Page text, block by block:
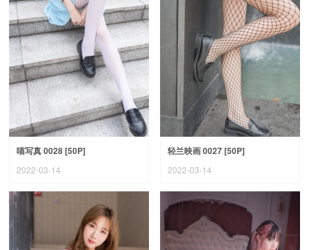
喵写真 0028 [50P]
2022-03-14
轻兰映画 0027 [50P]
2022-03-14